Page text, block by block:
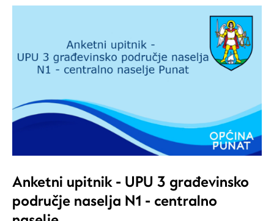
Anketni upitnik - UPU 3 građevinsko
područje naselja N1 - centralno